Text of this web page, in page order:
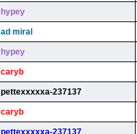
hypey
ad miral
hypey
caryb
pettexxxxxa-237137
caryb
pettexxxxxa-237137